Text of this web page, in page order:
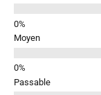
Moyen
Passable